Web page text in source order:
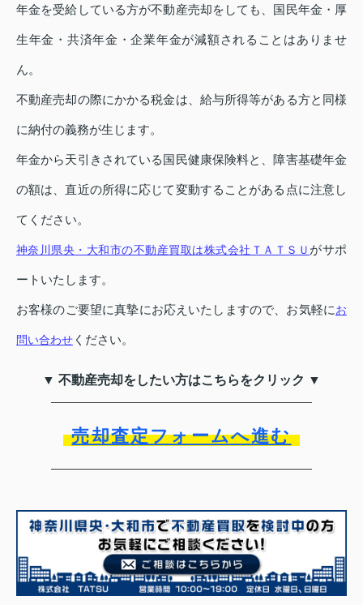
年金を受給している方が不動産売却をしても、国民年金・厚
生年金・共済年金・企業年金が減額されることはありませ
ん。
不動産売却の際にかかる税金は、給与所得等がある方と同様
に納付の義務が生じます。
年金から天引きされている国民健康保険料と、障害基礎年金
の額は、直近の所得に応じて変動することがある点に注意し
てください。
神奈川県央・大和市の不動産買取は株式会社ＴＡＴＳＵ がサポ
ートいたします。
お客様のご要望に真摯にお応えいたしますので、お気軽にお
問い合わせ ください。
▼ 不動産売却をしたい方はこちらをクリック ▼
売却査定フォームへ進む